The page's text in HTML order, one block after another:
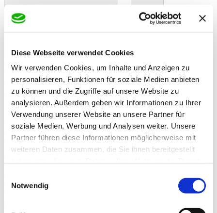
Diese Webseite verwendet Cookies
Wir verwenden Cookies, um Inhalte und Anzeigen zu
personalisieren, Funktionen für soziale Medien anbieten
zu können und die Zugriffe auf unsere Website zu
analysieren. Außerdem geben wir Informationen zu Ihrer
Verwendung unserer Website an unsere Partner für
soziale Medien, Werbung und Analysen weiter. Unsere
Partner führen diese Informationen möglicherweise mit
weiteren Daten zusammen, die Sie ihnen bereitgestellt
Notwendig
In den Warenkorb Danke! Etwas ist schiefgelaufen
deuka Dinkelstreu 15 kg - Premium Einstreu aus Dinkelspelzen
Artikelbeschreibung
Premium Dinkeleinstreu aus Dinkelspelz für Geflügel, Kaninchen
und Nager
Das besondere Entstaubungsverfahren liefert ein perfektes
Streumaterial für den Stall. Mit deuka Dinkelstreu bekommen Sie
beste Saugleistung mit starker Geruchsbindung für Allergiker
geeignet. Die verbrauchte Stalleinstreu ist kompostierbar und
einfach zu entsorgen.
Kaninchen.
extreme Saugleistung bei hohem Liegekomfort.
- Optimal als Einstreu für die Legenester.
hergestellt wird, macht es zu der perfekten Einstreu für Allergiker.